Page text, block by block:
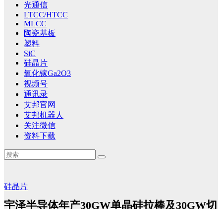
光通信
LTCC/HTCC
MLCC
陶瓷基板
塑料
SiC
硅晶片
氧化镓Ga2O3
视频号
通讯录
艾邦官网
艾邦机器人
关注微信
资料下载
硅晶片
宇泽半导体年产30GW单晶硅拉棒及30GW切